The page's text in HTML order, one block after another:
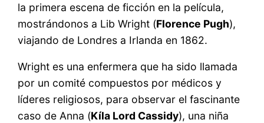
la primera escena de ficción en la película,
mostrándonos a Lib Wright (Florence Pugh),
viajando de Londres a Irlanda en 1862.
Wright es una enfermera que ha sido llamada
por un comité compuestos por médicos y
líderes religiosos, para observar el fascinante
caso de Anna (Kíla Lord Cassidy), una niña